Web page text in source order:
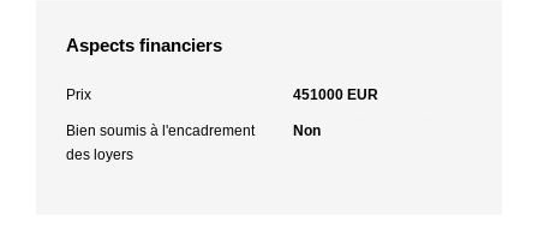
Aspects financiers
Prix 451000 EUR
Bien soumis à l'encadrement
des loyers
Non